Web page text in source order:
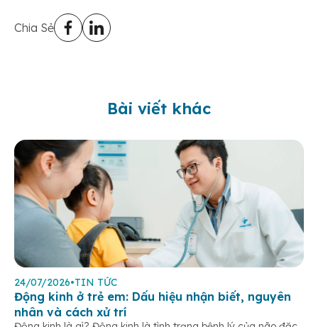
Chia Sẻ
Bài viết khác
24/07/2026•TIN TỨC
Động kinh ở trẻ em: Dấu hiệu nhận biết, nguyên
nhân và cách xử trí